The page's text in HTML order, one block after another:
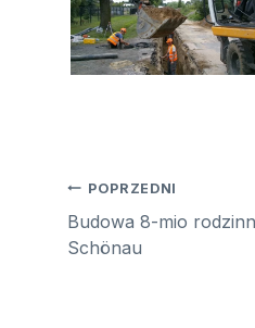
Nawigacja
wpisu
POPRZEDNI
Budowa 8-mio
Schönau